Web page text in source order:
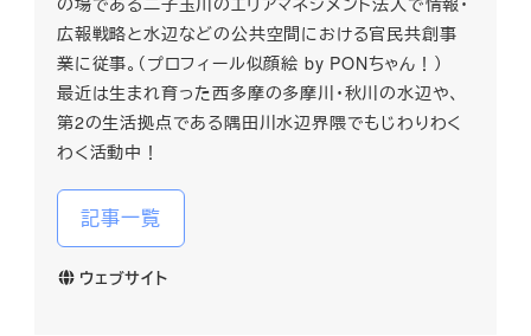
広報戦略と水辺などの公共空間における官民共創事
業に従事。（プロフィール似顔絵 by PONちゃん！）
最近は生まれ育った西多摩の多摩川・秋川の水辺や、
第2の生活拠点である隅田川水辺界隈でもじわりわく
わく活動中！
記事一覧
ウェブサイト